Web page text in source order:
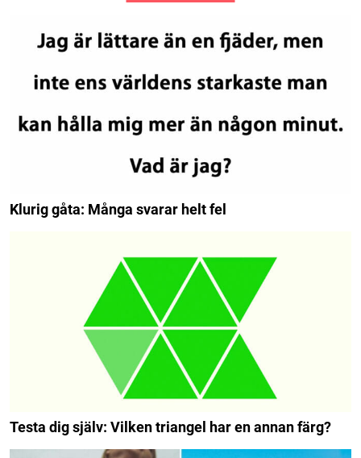
Klurig gåta: Många svarar helt fel
Testa dig själv: Vilken triangel har en annan färg?